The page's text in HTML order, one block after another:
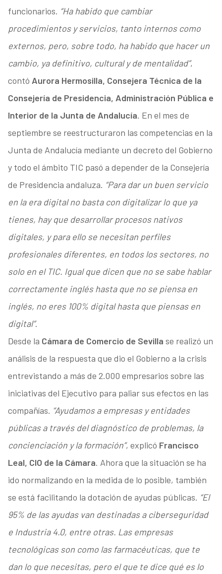
funcionarios. “Ha habido que cambiar
procedimientos y servicios, tanto internos como
externos, pero, sobre todo, ha habido que hacer un
cambio, ya definitivo, cultural y de mentalidad”,
contó Aurora Hermosilla, Consejera Técnica de la
Consejería de Presidencia, Administración Pública e
Interior de la Junta de Andalucía. En el mes de
septiembre se reestructuraron las competencias en la
Junta de Andalucía mediante un decreto del Gobierno
y todo el ámbito TIC pasó a depender de la Consejería
de Presidencia andaluza. “Para dar un buen servicio
en la era digital no basta con digitalizar lo que ya
tienes, hay que desarrollar procesos nativos
digitales, y para ello se necesitan perfiles
profesionales diferentes, en todos los sectores, no
solo en el TIC. Igual que dicen que no se sabe hablar
correctamente inglés hasta que no se piensa en
inglés, no eres 100% digital hasta que piensas en
digital”.
Desde la Cámara de Comercio de Sevilla se realizó un
análisis de la respuesta que dio el Gobierno a la crisis
entrevistando a más de 2.000 empresarios sobre las
iniciativas del Ejecutivo para paliar sus efectos en las
compañías. “Ayudamos a empresas y entidades
públicas a través del diagnóstico de problemas, la
concienciación y la formación”, explicó Francisco
Leal, CIO de la Cámara. Ahora que la situación se ha
ido normalizando en la medida de lo posible, también
se está facilitando la dotación de ayudas públicas. “El
95% de las ayudas van destinadas a ciberseguridad
e Industria 4.0, entre otras. Las empresas
tecnológicas son como las farmacéuticas, que te
dan lo que necesitas, pero el que te dice qué es lo